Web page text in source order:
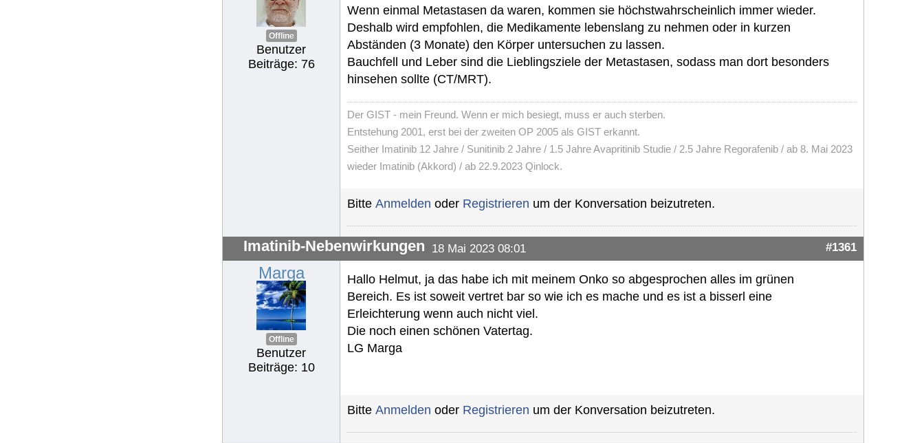
Offline
Benutzer
Beiträge: 76
Wenn einmal Metastasen da waren, kommen sie höchstwahrscheinlich immer wieder.
Deshalb wird empfohlen, die Medikamente lebenslang zu nehmen oder in kurzen
Abständen (3 Monate) den Körper untersuchen zu lassen.
Bauchfell und Leber sind die Lieblingsziele der Metastasen, sodass man dort besonders
hinsehen sollte (CT/MRT).
Der GIST - mein Freund. Wenn er mich besiegt, muss er auch sterben.
Entstehung 2001, erst bei der zweiten OP 2005 als GIST erkannt.
Seither Imatinib 12 Jahre / Sunitinib 2 Jahre / 1.5 Jahre Avapritinib Studie / 2.5 Jahre Regorafenib / ab 8. Mai 2023
wieder Imatinib (Akkord) / ab 22.9.2023 Qinlock.
Bitte Anmelden oder Registrieren um der Konversation beizutreten.
Imatinib-Nebenwirkungen 18 Mai 2023 08:01 #1361
Marga
Offline
Benutzer
Beiträge: 10
Hallo Helmut, ja das habe ich mit meinem Onko so abgesprochen alles im grünen
Bereich. Es ist soweit vertret bar so wie ich es mache und es ist a bisserl eine
Erleichterung wenn auch nicht viel.
Die noch einen schönen Vatertag.
LG Marga
Bitte Anmelden oder Registrieren um der Konversation beizutreten.